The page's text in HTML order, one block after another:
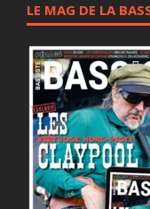
LE MAG DE LA